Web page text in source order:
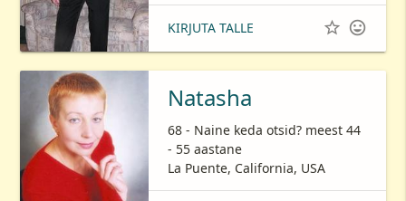
KIRJUTA TALLE  
Natasha
68 - Naine keda otsid? meest 44
- 55 aastane
La Puente, California, USA